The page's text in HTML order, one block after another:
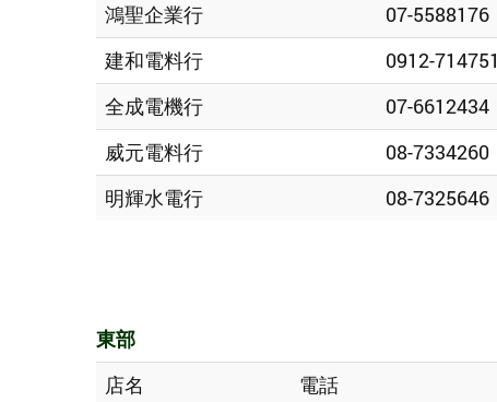
鴻聖企業行
07-5588176
建和電料行
0912-714751
全成電機行
07-6612434
威元電料行
08-7334260
明輝水電行
08-7325646
東部
店名 電話